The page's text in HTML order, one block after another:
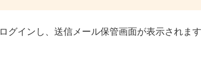
ログインし、送信メール保管画面が表示されま